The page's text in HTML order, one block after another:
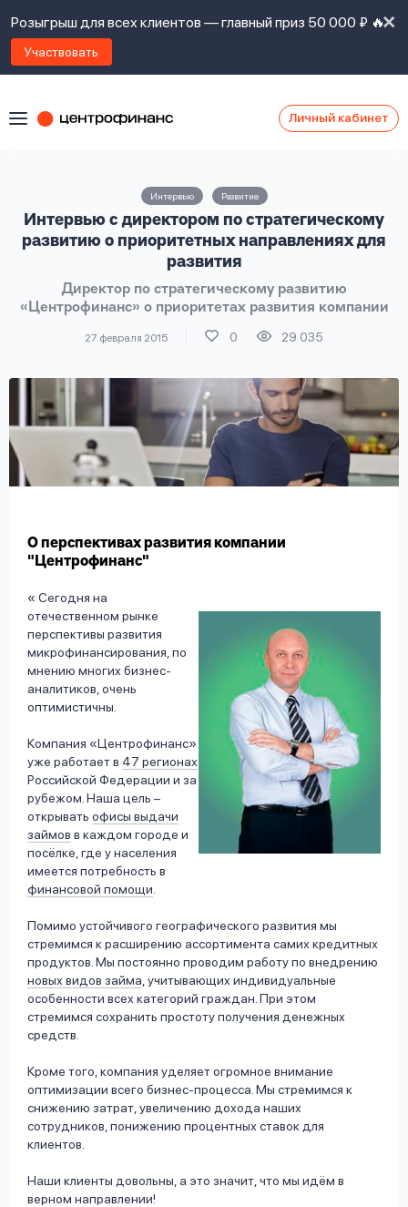
Розыгрыш для всех клиентов — главный приз 50 000 ₽ 🔥
Участвовать
Личный кабинет
Интервью Развитие
Интервью с директором по стратегическому
развитию о приоритетных направлениях для
развития
Директор по стратегическому развитию
«Центрофинанс» о приоритетах развития компании
27 февраля 2015 0 29 035
О перспективах развития компании
"Центрофинанс"
Сегодня на
отечественном рынке
перспективы развития
микрофинансирования, по
мнению многих бизнес-
аналитиков, очень
оптимистичны.
Компания «Центрофинанс»
уже работает в 47 регионах
Российской Федерации и за
рубежом. Наша цель –
открывать офисы выдачи
займов в каждом городе и
посёлке, где у населения
имеется потребность в
финансовой помощи
Помимо устойчивого географического развития мы
стремимся к расширению ассортимента самих кредитных
продуктов. Мы постоянно проводим работу по внедрению
новых видов займа , учитывающих индивидуальные
особенности всех категорий граждан. При этом
стремимся сохранить простоту получения денежных
средств.
Кроме того, компания уделяет огромное внимание
оптимизации всего бизнес-процесса. Мы стремимся к
снижению затрат, увеличению дохода наших
сотрудников, понижению процентных ставок для
клиентов.
Наши клиенты довольны, а это значит, что мы идём в
верном направлении!
Войти под другим номером
Наши
контакты
Задать
вопрос
на
вопросы
Ок
Ок
с
правилами
политикой
сайта,
обработку
личных
данных